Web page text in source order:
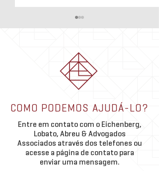
debate da OABRJ sobre
COMO PODEMOS AJUDÁ-LO?
Entre em contato com o Eichenberg,
Lobato, Abreu & Advogados
Associados através dos telefones ou
acesse a página de contato para
enviar uma mensagem.